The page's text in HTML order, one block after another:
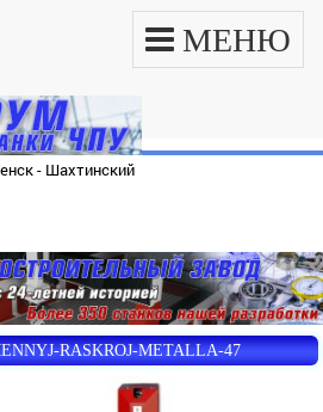
МЕНЮ
- Шахтинский
RASKROJ-METALLA-47